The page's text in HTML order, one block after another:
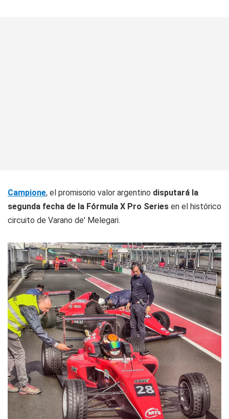
Campione, el promisorio valor argentino disputará la
segunda fecha de la Fórmula X Pro Series en el histórico
circuito de Varano de' Melegari.